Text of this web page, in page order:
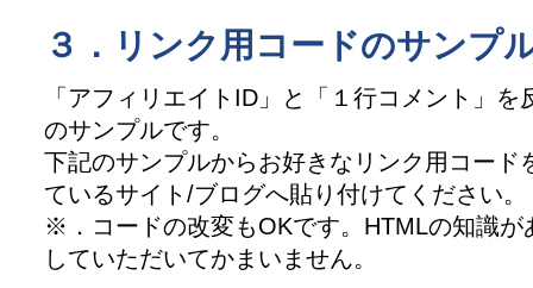
３．リンク用コードのサンプ
「アフィリエイトID」と「１行コメント」
のサンプルです。
下記のサンプルからお好きなリンク用コード
ているサイト/ブログへ貼り付けてください。
※．コードの改変もOKです。HTMLの知識が
していただいてかまいません。